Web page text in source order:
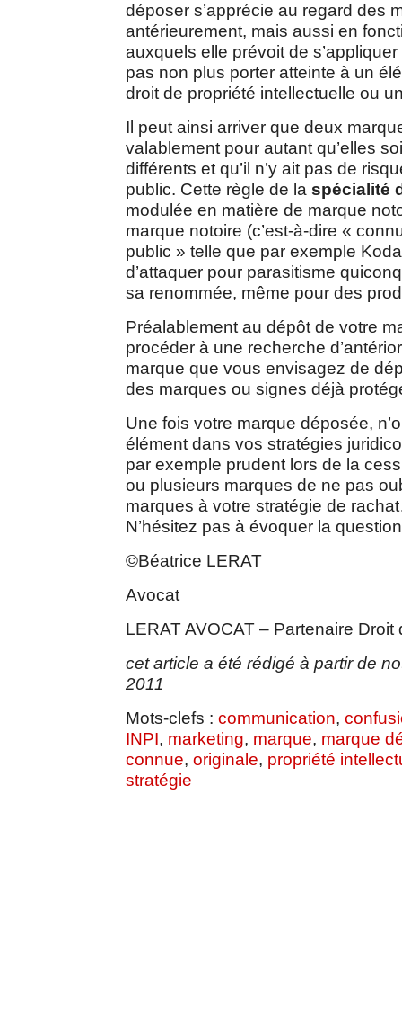
déposer s’apprécie au regard des
antérieurement, mais aussi en
auxquels elle prévoit de
pas non plus porter atteinte à un
droit de propriété intellectuelle ou
Il peut ainsi arriver que deux
valablement pour autant qu’elles
différents et qu’il n’y ait pas de
public. Cette règle de la spécialité
modulée en matière de marque
marque notoire (c’est-à-dire «
public » telle que par exemple
d’attaquer pour parasitisme
sa renommée, même pour des
Préalablement au dépôt de votre
procéder à une recherche
marque que vous envisagez de
des marques ou signes déjà
Une fois votre marque déposée,
élément dans vos stratégies
par exemple prudent lors de la
ou plusieurs marques de ne pas
marques à votre stratégie de
N’hésitez pas à évoquer la
©Béatrice LERAT
Avocat
LERAT AVOCAT – Partenaire
cet article a été rédigé à partir de
2011
Mots-clefs : communication,
INPI, marketing, marque, marque
connue, originale, propriété
stratégie